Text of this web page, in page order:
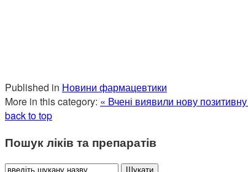
Published in Новини фармацевтики
More in this category: « Вчені виявили нову
back to top
Пошук ліків та препаратів